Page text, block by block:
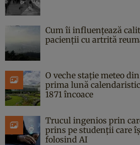
Cum îi influențează
pacienții cu artrită
O veche stație meteo
prima lună
1871 încoace
Trucul ingenios prin
prins pe studenții care
folosind AI